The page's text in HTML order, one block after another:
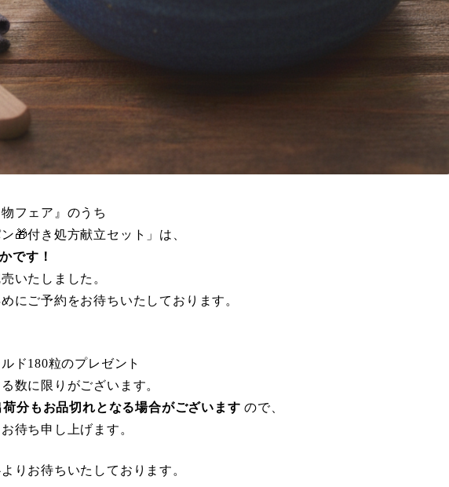
フェア』のうち
🎁付き処方献立セット」は、
です！
いたしました。
にご予約をお待ちいたしております。
ド180粒のプレゼント
数に限りがございます。
荷分もお品切れとなる場合がございます ので、
待ち申し上げます。
りお待ちいたしております。